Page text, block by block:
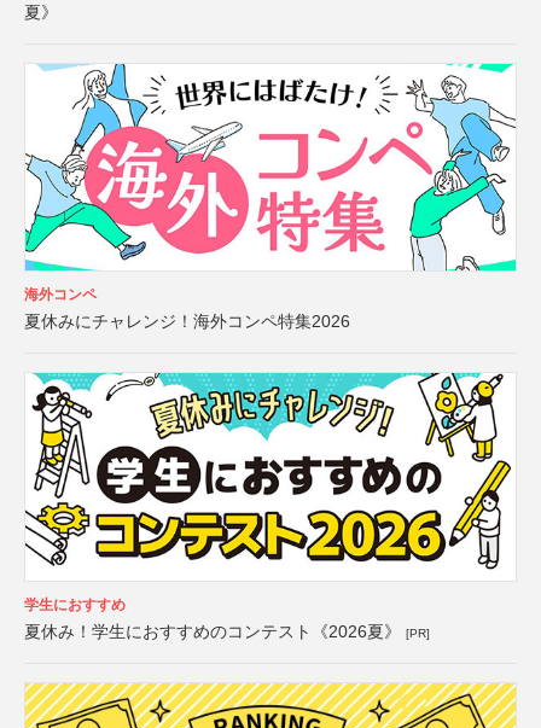
夏》
海外コンペ
夏休みにチャレンジ！海外コンペ特集2026
学生におすすめ
夏休み！学生におすすめのコンテスト《2026夏》 [PR]